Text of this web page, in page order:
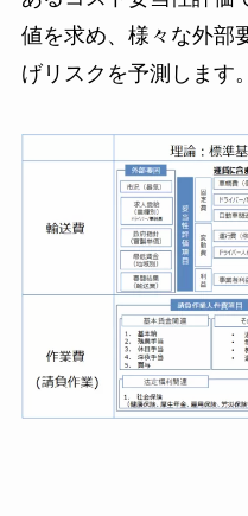
値を求め、様々な外部
げリスクを予測します。